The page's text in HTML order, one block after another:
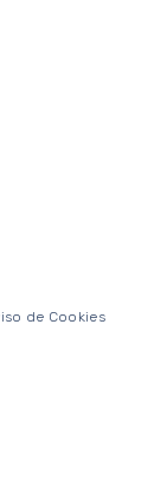
de Cookies